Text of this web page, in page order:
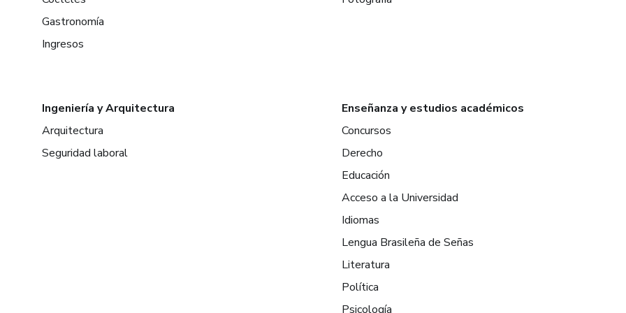
Gastronomía
Ingresos
Ingeniería y Arquitectura
Arquitectura
Seguridad laboral
Enseñanza y estudios académicos
Concursos
Derecho
Educación
Acceso a la Universidad
Idiomas
Lengua Brasileña de Señas
Literatura
Política
Psicología